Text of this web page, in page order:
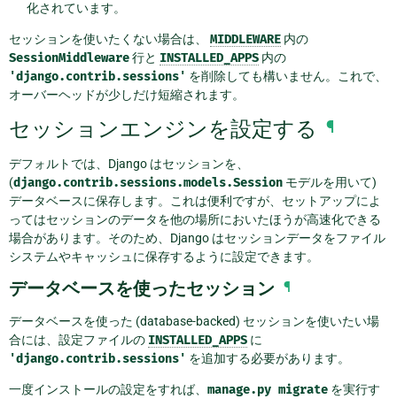
化されています。
セッションを使いたくない場合は、 MIDDLEWARE 内の
SessionMiddleware行と INSTALLED_APPS 内の
'django.contrib.sessions' を削除しても構いません。これで、
オーバーヘッドが少しだけ短縮されます。
セッションエンジンを設定する ¶
デフォルトでは、Django はセッションを、
(django.contrib.sessions.models.Session モデルを用いて)
データベースに保存します。これは便利ですが、セットアップによ
ってはセッションのデータを他の場所においたほうが高速化できる
場合があります。そのため、Django はセッションデータをファイル
システムやキャッシュに保存するように設定できます。
データベースを使ったセッション ¶
データベースを使った (database-backed) セッションを使いたい場
合には、設定ファイルの INSTALLED_APPS に
'django.contrib.sessions' を追加する必要があります。
一度インストールの設定をすれば、 manage.py migrate を実行す